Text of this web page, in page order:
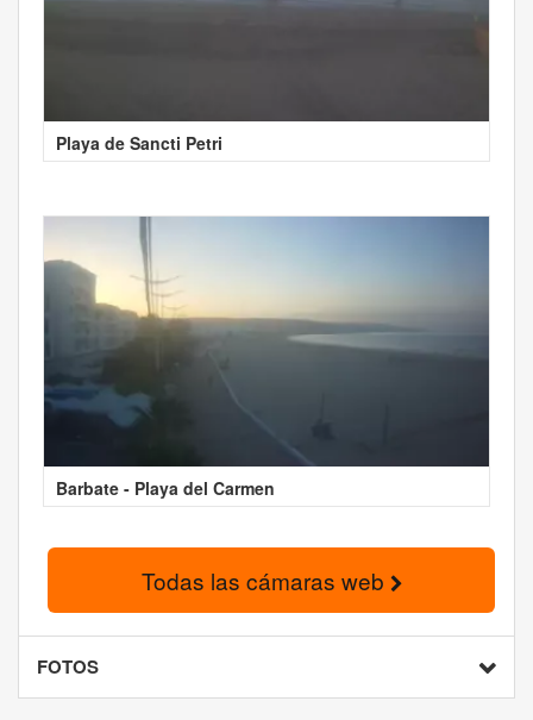
Playa de Sancti Petri
Barbate - Playa del Carmen
Todas las cámaras web
FOTOS